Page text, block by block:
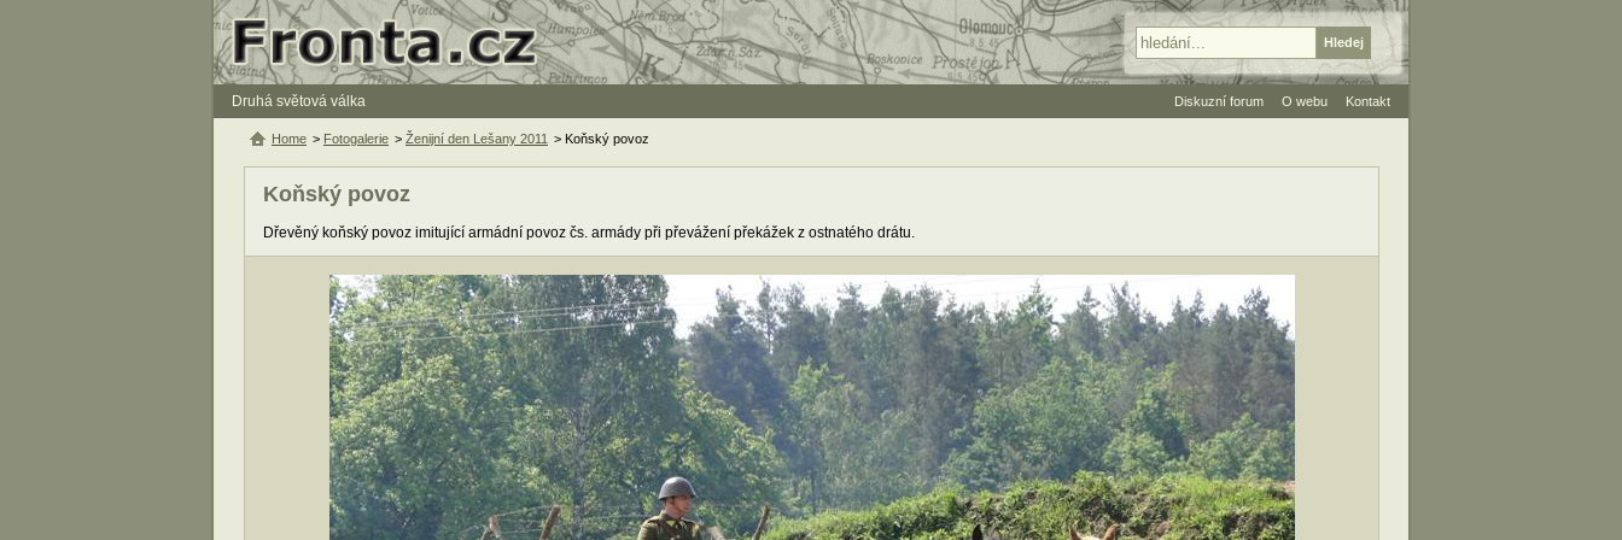
Druhá světová válka
Koňský povoz
Dřevěný koňský povoz imitující armádní povoz čs. armády při převážení překážek z ostnatého drátu.
Home > Fotogalerie > Ženijní den Lešany 2011 > Koňský povoz
Diskuzní forum O webu Kontakt